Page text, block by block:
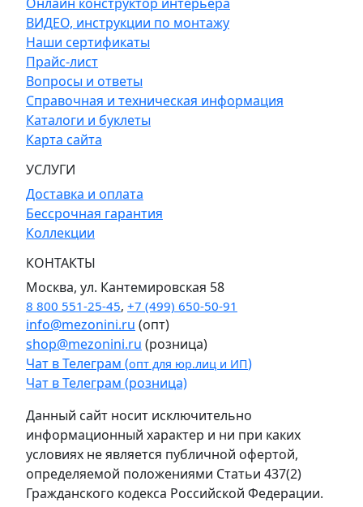
ВИДЕО, инструкции по монтажу
Наши сертификаты
Прайс-лист
Вопросы и ответы
Справочная и техническая информация
Каталоги и буклеты
Карта сайта
УСЛУГИ
Доставка и оплата
Бессрочная гарантия
Коллекции
КОНТАКТЫ
Москва, ул. Кантемировская 58
8 800 551-25-45, +7 (499) 650-50-91
info@mezonini.ru (опт)
shop@mezonini.ru (розница)
Чат в Телеграм (опт для юр.лиц и ИП)
Чат в Телеграм (розница)
Данный сайт носит исключительно
информационный характер и ни при каких
условиях не является публичной офертой,
определяемой положениями Статьи 437(2)
Гражданского кодекса Российской Федерации.